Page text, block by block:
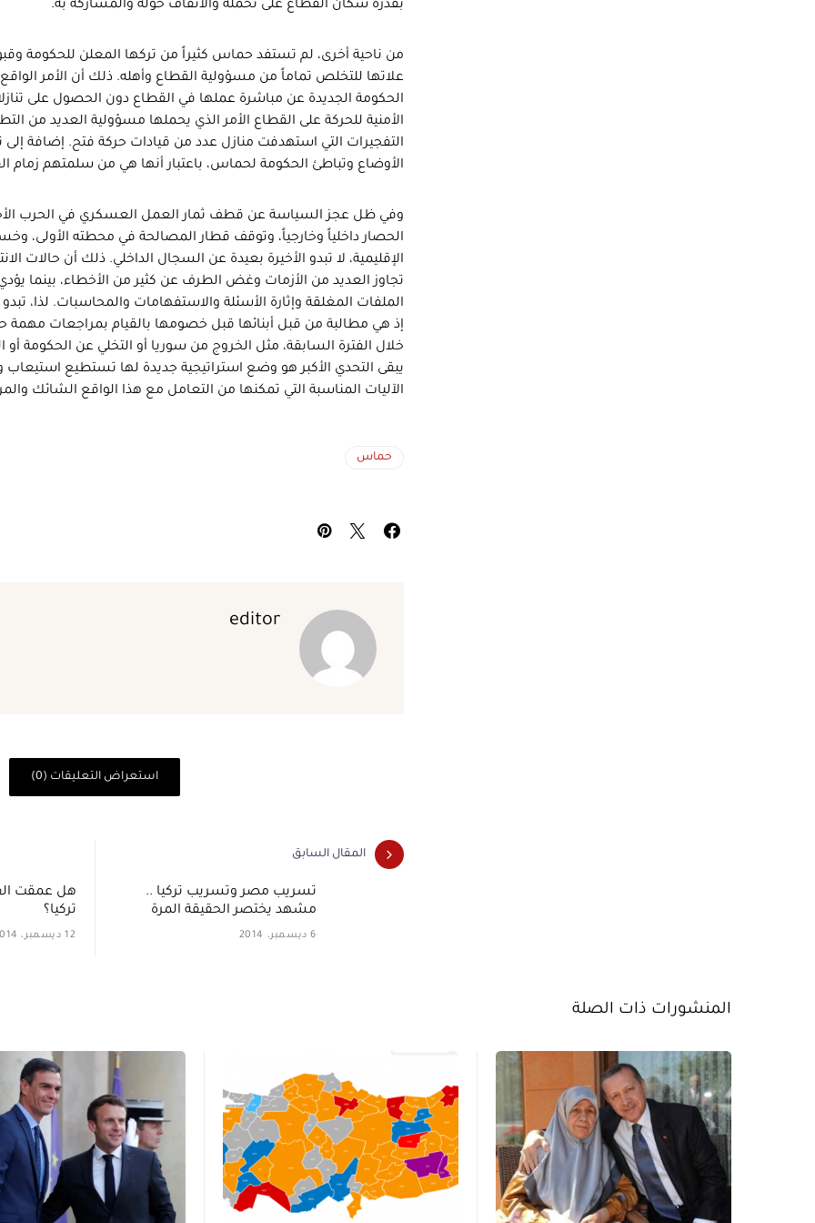
بقدرة سكان القطاع على تحمله والاتفاف حوله والمشاركة به.
من ناحية أخرى، لم تستفد حماس كثيراً من تركها المعلن للحكومة
علاتها للتخلص تماماً من مسؤولية القطاع وأهله. ذلك أن الأمر
الحكومة الجديدة عن مباشرة عملها في القطاع دون الحصول على
الأمنية للحركة على القطاع الأمر الذي يحملها مسؤولية العديد من
التفجيرات التي استهدفت منازل عدد من قيادات حركة فتح. إضافة إلى
الأوضاع وتباطئ الحكومة لحماس، باعتبار أنها هي من سلمتهم زمام
وفي ظل عجز السياسة عن قطف ثمار العمل العسكري في الحرب
الحصار داخلياً وخارجياً، وتوقف قطار المصالحة في محطته الأولى،
الإقليمية، لا تبدو الأخيرة بعيدة عن السجال الداخلي. ذلك أن حالات
تجاوز العديد من الأزمات وغض الطرف عن كثير من الأخطاء، بينما
الملفات المغلقة وإثارة الأسئلة والاستفهامات والمحاسبات. لذا،
إذ هي مطالبة من قبل أبنائها قبل خصومها بالقيام بمراجعات مهمة
خلال الفترة السابقة، مثل الخروج من سوريا أو التخلي عن الحكومة أو
يبقى التحدي الأكبر هو وضع استراتيجية جديدة لها تستطيع استيعاب
الآليات المناسبة التي تمكنها من التعامل مع هذا الواقع الشائك
حماس
editor
استعراض التعليقات (0)
المقال السابق
تسريب مصر وتسريب تركيا ..
مشهد يختصر الحقيقة المرة
6 ديسمبر، 2014
هل عمقت
تركيا؟
12 ديسمبر، 2014
المنشورات ذات الصلة